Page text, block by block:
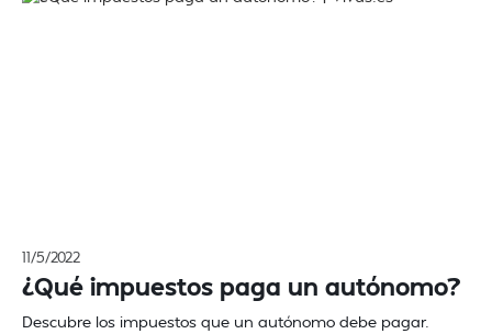
11/5/2022
¿Qué impuestos paga un autónomo?
Descubre los impuestos que un autónomo debe pagar.